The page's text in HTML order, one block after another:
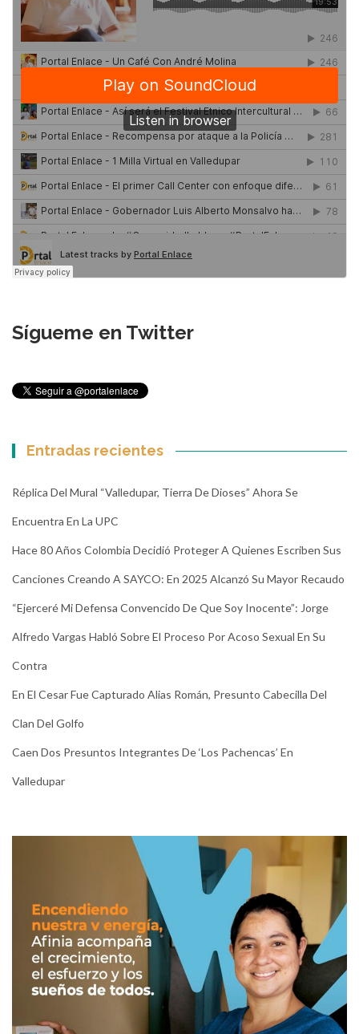
Sígueme en Twitter
Entradas recientes
Réplica Del Mural “Valledupar, Tierra De Dioses” Ahora Se
Encuentra En La UPC
Hace 80 Años Colombia Decidió Proteger A Quienes Escriben Sus
Canciones Creando A SAYCO: En 2025 Alcanzó Su Mayor Recaudo
“Ejerceré Mi Defensa Convencido De Que Soy Inocente”: Jorge
Alfredo Vargas Habló Sobre El Proceso Por Acoso Sexual En Su
Contra
En El Cesar Fue Capturado Alias Román, Presunto Cabecilla Del
Clan Del Golfo
Caen Dos Presuntos Integrantes De ‘Los Pachencas’ En
Valledupar